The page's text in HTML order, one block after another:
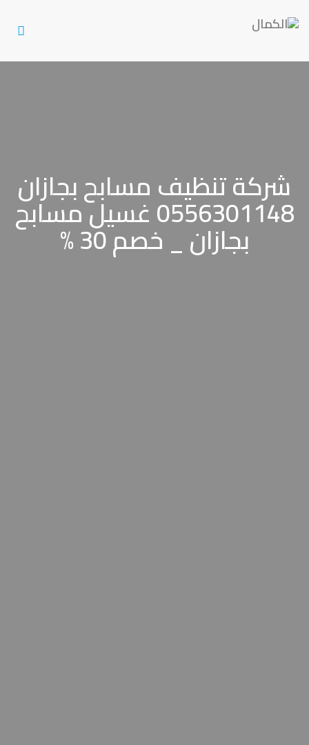
شركة تنظيف مسابح بجازان
0556301148 غسيل مسابح
بجازان _ خصم 30 %